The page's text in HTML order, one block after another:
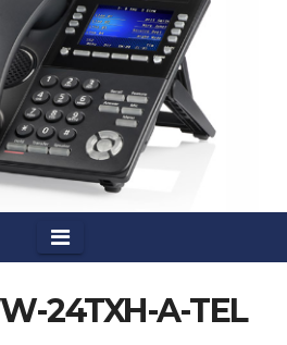
24TXH-A-TEL